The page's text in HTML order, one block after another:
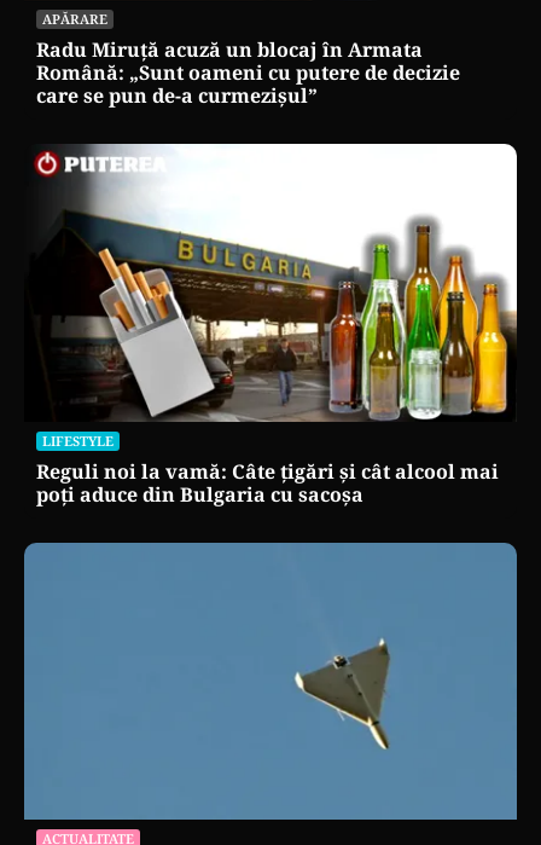
APĂRARE
Radu Miruță acuză un blocaj în Armata
Română: „Sunt oameni cu putere de decizie
care se pun de-a curmezișul”
LIFESTYLE
Reguli noi la vamă: Câte țigări și cât alcool mai
poți aduce din Bulgaria cu sacoșa
ACTUALITATE